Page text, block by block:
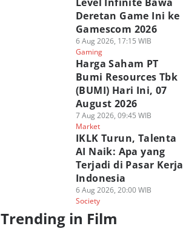
Deretan Game Ini ke
Gamescom 2026
6 Aug 2026, 17:15 WIB
Gaming
Harga Saham PT
Bumi Resources Tbk
(BUMI) Hari Ini, 07
August 2026
7 Aug 2026, 09:45 WIB
Market
IKLK Turun, Talenta
AI Naik: Apa yang
Terjadi di Pasar Kerja
Indonesia
6 Aug 2026, 20:00 WIB
Society
Trending in Film